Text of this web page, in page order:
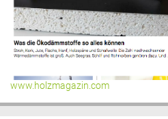
www.holzmagazin.com